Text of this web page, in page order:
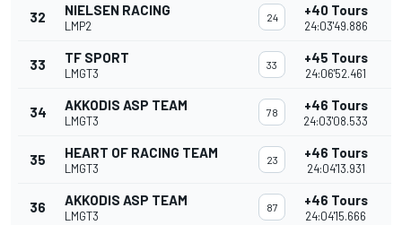
32 NIELSEN RACING
LMP2
24 +40 Tours
24:03'49.886
33 TF SPORT
LMGT3
33 +45 Tours
24:06'52.461
34 AKKODIS ASP TEAM
LMGT3
78 +46 Tours
24:03'08.533
35 HEART OF RACING TEAM
LMGT3
23 +46 Tours
24:04'13.931
36 AKKODIS ASP TEAM
LMGT3
87 +46 Tours
24:04'15.666